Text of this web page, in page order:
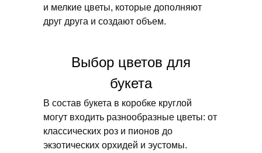
и мелкие цветы, которые дополняют
друг друга и создают объем.
Выбор цветов для
букета
В состав букета в коробке круглой
могут входить разнообразные цветы: от
классических роз и пионов до
экзотических орхидей и эустомы.